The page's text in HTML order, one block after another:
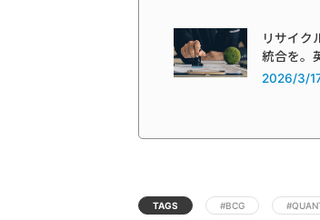
リサイク
統合を。
2026/3/
TAGS #BCG